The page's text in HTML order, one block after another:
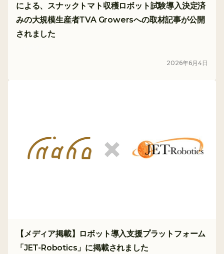
による、スナックトマト収穫ロボット試験導入決定済
みの大規模生産者TVA Growersへの取材記事が公開
されました
2026年6 月4日
【メディア掲載】ロボット導入支援プラットフォーム
「JET-Robotics」に掲載されました